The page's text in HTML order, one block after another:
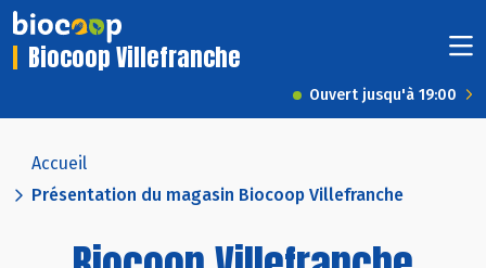
Biocoop Villefranche
Ouvert jusqu'à 19:00
Accueil
Présentation du magasin Biocoop Villefranche